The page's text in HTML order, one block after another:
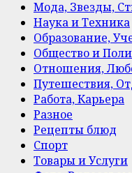
Мода, Звезды,
Наука и Техника
Образование,
Общество и
Отношения,
Путешествия,
Работа, Карьера
Разное
Рецепты блюд
Спорт
Товары и Услуги